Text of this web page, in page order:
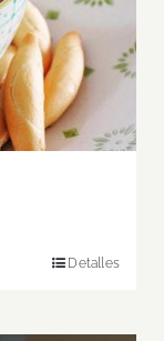
Detalles